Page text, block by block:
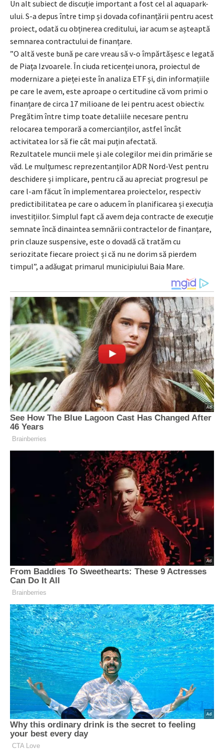
Un alt subiect de discuție important a fost cel al aquapark-
ului. S-a depus între timp și dovada cofinanțării pentru acest
proiect, odată cu obținerea creditului, iar acum se așteaptă
semnarea contractului de finanțare.
”O altă veste bună pe care vreau să v-o împărtășesc e legată
de Piața Izvoarele. În ciuda reticenței unora, proiectul de
modernizare a pieței este în analiza ETF și, din informațiile
pe care le avem, este aproape o certitudine că vom primi o
finanțare de circa 17 milioane de lei pentru acest obiectiv.
Pregătim între timp toate detaliile necesare pentru
relocarea temporară a comercianților, astfel încât
activitatea lor să fie cât mai puțin afectată.
Rezultatele muncii mele și ale colegilor mei din primărie se
văd. Le mulțumesc reprezentanților ADR Nord-Vest pentru
deschidere și implicare, pentru că au apreciat progresul pe
care l-am făcut în implementarea proiectelor, respectiv
predictibilitatea pe care o aducem în planificarea și execuția
investițiilor. Simplul fapt că avem deja contracte de execuție
semnate încă dinaintea semnării contractelor de finanțare,
prin clauze suspensive, este o dovadă că tratăm cu
seriozitate fiecare proiect și că nu ne dorim să pierdem
timpul”, a adăugat primarul municipiului Baia Mare.